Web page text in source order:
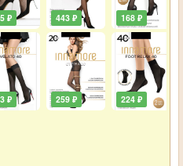
₽
₽
443 ₽
259 ₽
168 ₽
224 ₽